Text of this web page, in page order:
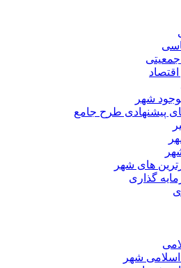
شهر
پیشنهادی طرح جامع
های شهر
گذاری
شهر